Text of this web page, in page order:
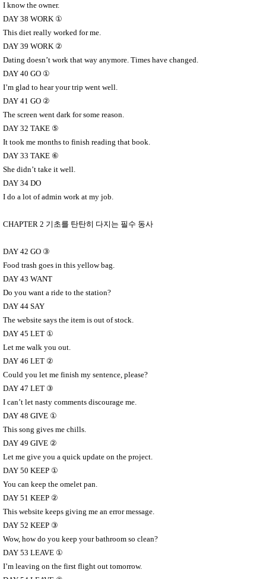
I know the owner.
DAY 38 WORK ①
This diet really worked for me.
DAY 39 WORK ②
Dating doesn’t work that way anymore. Times have changed.
DAY 40 GO ①
I’m glad to hear your trip went well.
DAY 41 GO ②
The screen went dark for some reason.
DAY 32 TAKE ⑤
It took me months to finish reading that book.
DAY 33 TAKE ⑥
She didn’t take it well.
DAY 34 DO
I do a lot of admin work at my job.
CHAPTER 2 기초를 탄탄히 다지는 필수 동사
DAY 42 GO ③
Food trash goes in this yellow bag.
DAY 43 WANT
Do you want a ride to the station?
DAY 44 SAY
The website says the item is out of stock.
DAY 45 LET ①
Let me walk you out.
DAY 46 LET ②
Could you let me finish my sentence, please?
DAY 47 LET ③
I can’t let nasty comments discourage me.
DAY 48 GIVE ①
This song gives me chills.
DAY 49 GIVE ②
Let me give you a quick update on the project.
DAY 50 KEEP ①
You can keep the omelet pan.
DAY 51 KEEP ②
This website keeps giving me an error message.
DAY 52 KEEP ③
Wow, how do you keep your bathroom so clean?
DAY 53 LEAVE ①
I’m leaving on the first flight out tomorrow.